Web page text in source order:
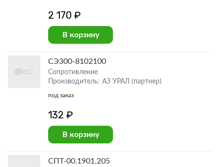
2 170 ₽
В корзину
СЭ300-8102100
Сопротивление
Производитель: АЗ УРАЛ (партнер)
под заказ
132 ₽
В корзину
СПТ-00.1901.205